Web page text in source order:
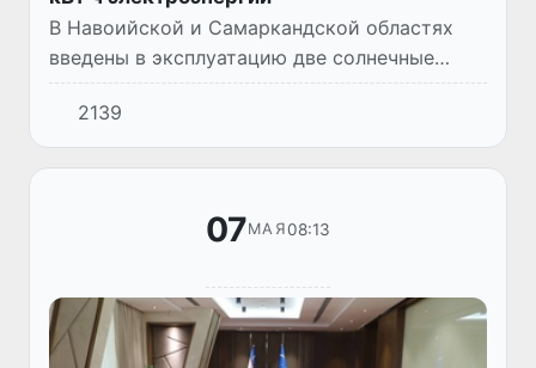
В Навоийской и Самаркандской областях
введены в эксплуатацию две солнечные
фотоэлектростанции, каждая мощностью
100 МВт.
2139
07МАЯ08:13